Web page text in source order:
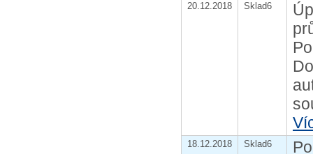
20.12.2018 Sklad6
18.12.2018 Sklad6